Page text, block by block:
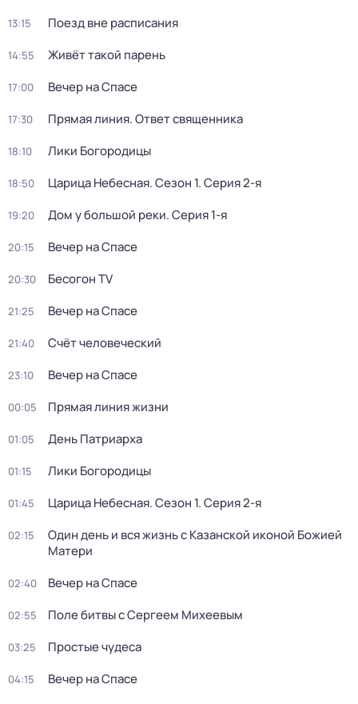
13:15 Поезд вне расписания
14:55 Живёт такой парень
17:00 Вечер на Спасе
17:30 Прямая линия. Ответ священника
18:10 Лики Богородицы
18:50 Царица Небесная. Сезон 1. Серия 2-я
19:20 Дом у большой реки. Серия 1-я
20:15 Вечер на Спасе
20:30 Бесогон TV
21:25 Вечер на Спасе
21:40 Счёт человеческий
23:10 Вечер на Спасе
00:05 Прямая линия жизни
01:05 День Патриарха
01:15 Лики Богородицы
01:45 Царица Небесная. Сезон 1. Серия 2-я
02:15
Один день и вся жизнь с Казанской иконой Божией
Матери
02:40 Вечер на Спасе
02:55 Поле битвы с Сергеем Михеевым
03:25 Простые чудеса
04:15
Вечер на Спасе